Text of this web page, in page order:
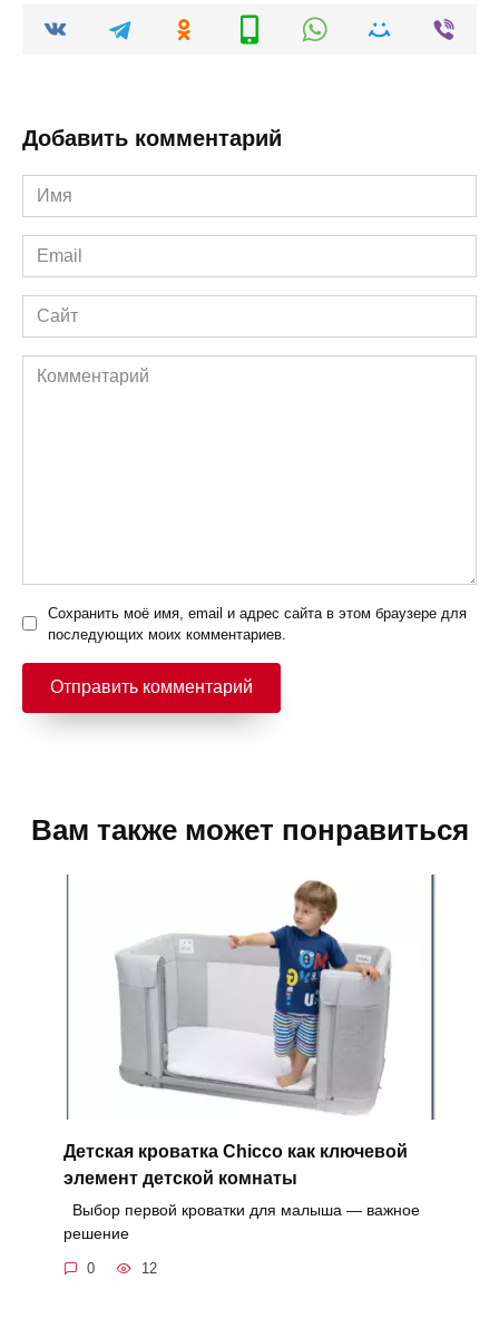
Добавить комментарий
Имя
*
Email
*
Сайт
Комментарий
Сохранить моё имя, email и адрес сайта в этом браузере для
последующих моих комментариев.
Вам также может понравиться
Детская кроватка Chicco как ключевой
элемент детской комнаты
Выбор первой кроватки для малыша — важное
решение
0 12